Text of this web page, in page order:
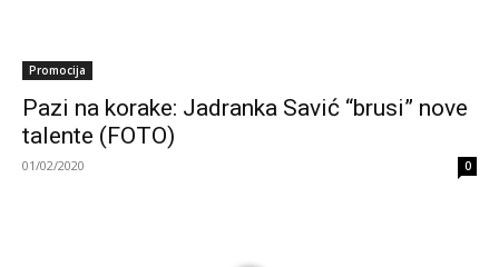
Promocija
Pazi na korake: Jadranka Savić “brusi” nove
talente (FOTO)
01/02/2020 0